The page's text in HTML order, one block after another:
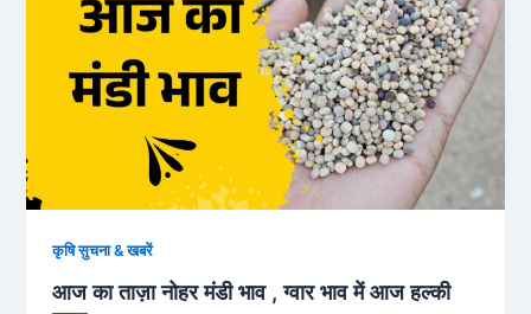
कृषि सुचना & खबरें
आज का ताज़ा नोहर मंडी भाव , ग्वार भाव में आज हल्की